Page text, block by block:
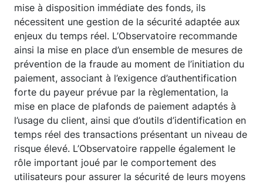
mise à disposition immédiate des fonds, ils
nécessitent une gestion de la sécurité adaptée aux
enjeux du temps réel. L’Observatoire recommande
ainsi la mise en place d’un ensemble de mesures de
prévention de la fraude au moment de l’initiation du
paiement, associant à l’exigence d’authentification
forte du payeur prévue par la règlementation, la
mise en place de plafonds de paiement adaptés à
l’usage du client, ainsi que d’outils d’identification en
temps réel des transactions présentant un niveau de
risque élevé. L’Observatoire rappelle également le
rôle important joué par le comportement des
utilisateurs pour assurer la sécurité de leurs moyens